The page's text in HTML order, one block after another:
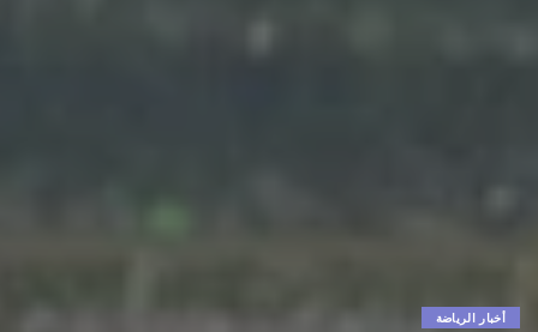
أخبار الرياضة